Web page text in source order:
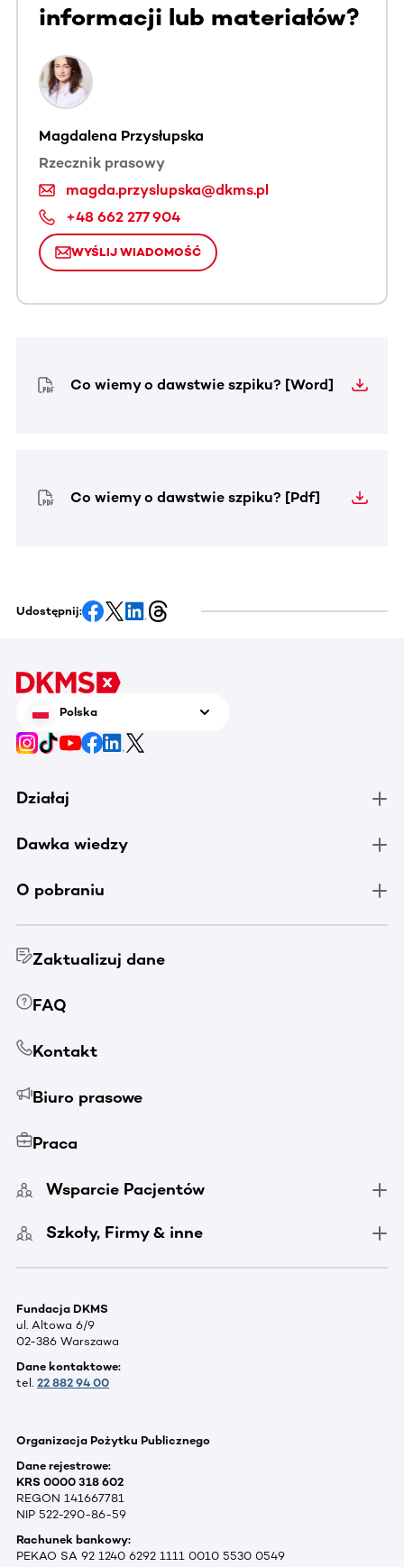
informacji lub materiałów?
Magdalena Przysłupska
Rzecznik prasowy
magda.przyslupska@dkms.pl
+48 662 277 904
WYŚLIJ WIADOMOŚĆ
Co wiemy o dawstwie szpiku? [Word]
Co wiemy o dawstwie szpiku? [Pdf]
Udostępnij:
Polska
Działaj
Dawka wiedzy
O pobraniu
Zaktualizuj dane
FAQ
Kontakt
Biuro prasowe
Praca
Wsparcie Pacjentów
Szkoły, Firmy & inne
Fundacja DKMS
ul. Altowa 6/9
02-386 Warszawa
Dane kontaktowe:
tel. 22 882 94 00
Organizacja Pożytku Publicznego
Dane rejestrowe:
KRS 0000 318 602
REGON 141667781
NIP 522-290-86-59
Rachunek bankowy:
PEKAO SA 92 1240 6292 1111 0010 5530 0549